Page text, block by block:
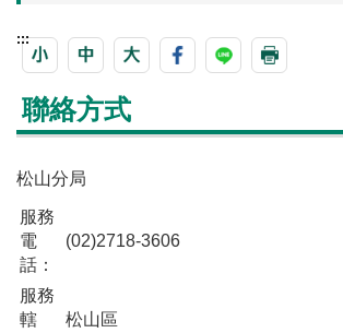
:::
聯絡方式
松山分局
服務
電
話：
(02)2718-3606
服務
轄
松山區